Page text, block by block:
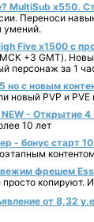
MultiSub x550.
Переноси
умений.
Five x1500 с
+3 GMT).
персонаж за 1
но с новым
PVP и PVE
- Открытие 4
10 лет
- бонус старт
фрешем
копируют.
от 8,32